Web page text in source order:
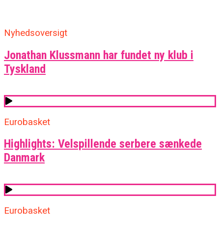
Nyhedsoversigt
Jonathan Klussmann har fundet ny klub i
Tyskland
Eurobasket
Highlights: Velspillende serbere sænkede
Danmark
Eurobasket